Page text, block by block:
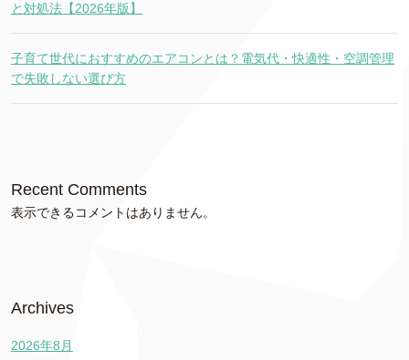
と対処法【2026年版】
子育て世代におすすめのエアコンとは？電気代・快適性・空調管理
で失敗しない選び方
Recent Comments
表示できるコメントはありません。
Archives
2026年8月